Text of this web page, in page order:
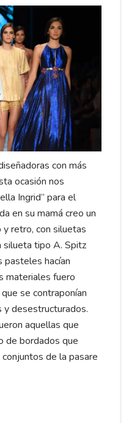
con más
ocasión nos
Ingrid” para el
en su mamá creo un
retro, con siluetas
silueta tipo A. Spitz
pasteles hacían
materiales fuero
se contraponían
desestructurados.
aquellas que
de bordados que
de la pasare